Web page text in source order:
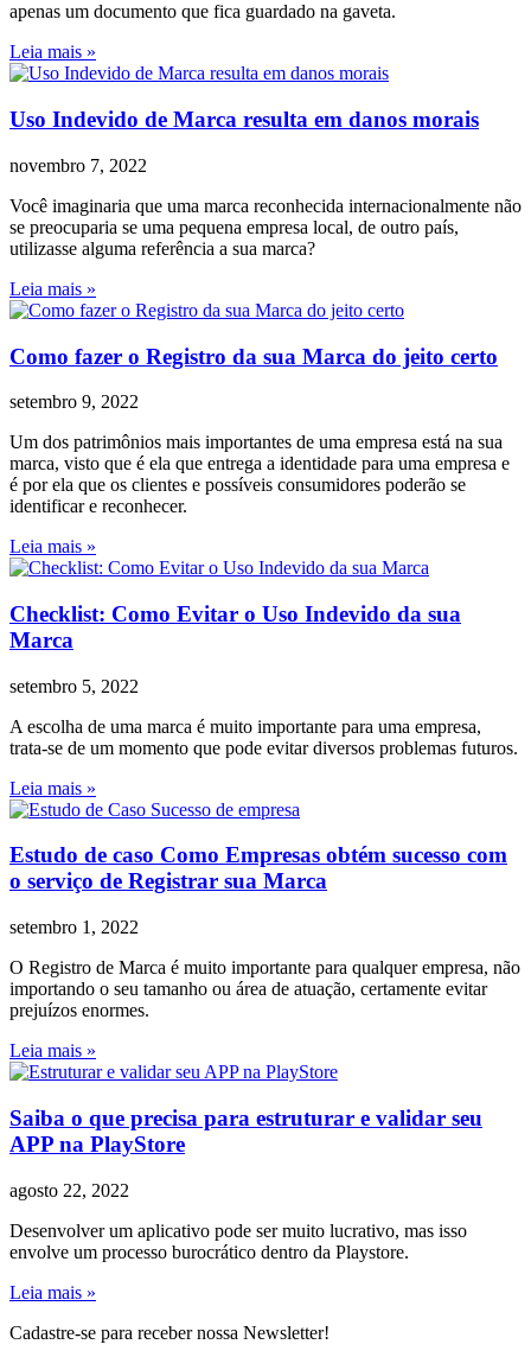
apenas um documento que fica guardado na gaveta.
Leia mais »
Uso Indevido de Marca resulta em danos morais
novembro 7, 2022
Você imaginaria que uma marca reconhecida internacionalmente não
se preocuparia se uma pequena empresa local, de outro país,
utilizasse alguma referência a sua marca?
Leia mais »
Como fazer o Registro da sua Marca do jeito certo
setembro 9, 2022
Um dos patrimônios mais importantes de uma empresa está na sua
marca, visto que é ela que entrega a identidade para uma empresa e
é por ela que os clientes e possíveis consumidores poderão se
identificar e reconhecer.
Leia mais »
Checklist: Como Evitar o Uso Indevido da sua
Marca
setembro 5, 2022
A escolha de uma marca é muito importante para uma empresa,
trata-se de um momento que pode evitar diversos problemas futuros.
Leia mais »
Estudo de caso Como Empresas obtém sucesso com
o serviço de Registrar sua Marca
setembro 1, 2022
O Registro de Marca é muito importante para qualquer empresa, não
importando o seu tamanho ou área de atuação, certamente evitar
prejuízos enormes.
Leia mais »
Saiba o que precisa para estruturar e validar seu
APP na PlayStore
agosto 22, 2022
Desenvolver um aplicativo pode ser muito lucrativo, mas isso
envolve um processo burocrático dentro da Playstore.
Leia mais »
Cadastre-se para receber nossa Newsletter!